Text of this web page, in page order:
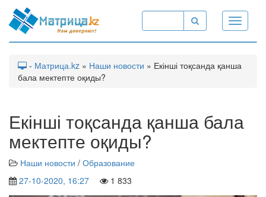
Toggle
- Матрица.kz » Наши новости » Екінші тоқсанда қанша
бала мектепте оқиды?
Екінші тоқсанда қанша бала
мектепте оқиды?
Наши новости / Образование
27-10-2020, 16:27
1 833